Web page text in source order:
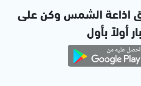
اذاعة الشمس وكن على
أولاً بأول